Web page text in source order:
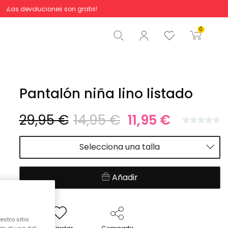
¡Las devoluciones son gratis!
0
Total 0,00 €
Comenzar pedido
Pantalón niña lino listado
29,95 € 14,95 € 11,95 €
Selecciona una talla
Añadir
sitio